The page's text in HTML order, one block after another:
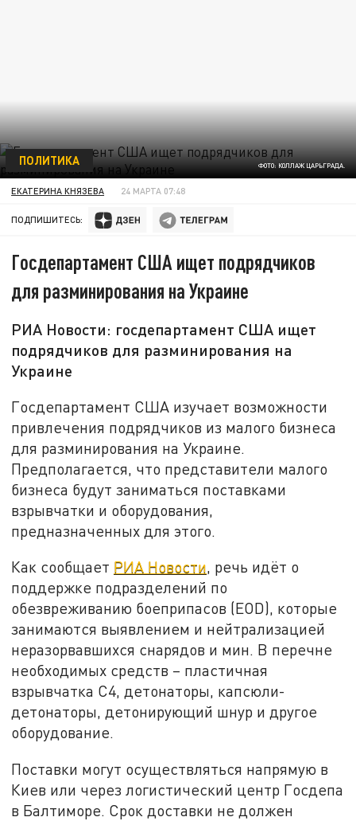
ФОТО: КОЛЛАЖ ЦАРЬГРАДА.
ПОЛИТИКА
ЕКАТЕРИНА КНЯЗЕВА 24 МАРТА 07:48
ПОДПИШИТЕСЬ:
Госдепартамент США ищет подрядчиков
для разминирования на Украине
РИА Новости: госдепартамент США ищет
подрядчиков для разминирования на
Украине
Госдепартамент США изучает возможности
привлечения подрядчиков из малого бизнеса
для разминирования на Украине.
Предполагается, что представители малого
бизнеса будут заниматься поставками
взрывчатки и оборудования,
предназначенных для этого.
Как сообщает РИА Новости, речь идёт о
поддержке подразделений по
обезвреживанию боеприпасов (EOD), которые
занимаются выявлением и нейтрализацией
неразорвавшихся снарядов и мин. В перечне
необходимых средств – пластичная
взрывчатка C4, детонаторы, капсюли-
детонаторы, детонирующий шнур и другое
оборудование.
Поставки могут осуществляться напрямую в
Киев или через логистический центр Госдепа
в Балтиморе. Срок доставки не должен